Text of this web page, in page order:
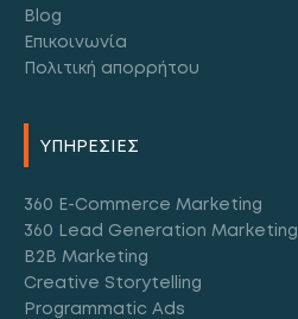
Blog
Επικοινωνία
Πολιτική απορρήτου
ΥΠΗΡΕΣΙΕΣ
360 E-Commerce Marketing
360 Lead Generation Marketing
B2B Marketing
Creative Storytelling
Programmatic Ads